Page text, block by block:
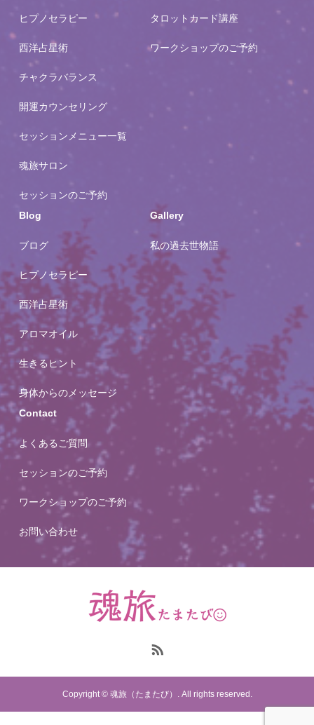
ヒプノセラピー
西洋占星術
チャクラバランス
開運カウンセリング
セッションメニュー一覧
魂旅サロン
セッションのご予約
タロットカード講座
ワークショップのご予約
Blog
ブログ
ヒプノセラピー
西洋占星術
アロマオイル
生きるヒント
身体からのメッセージ
Gallery
私の過去世物語
Contact
よくあるご質問
セッションのご予約
ワークショップのご予約
お問い合わせ
Copyright © 魂旅（たまたび）. All rights reserved.